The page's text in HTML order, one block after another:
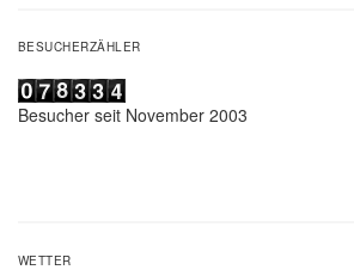
BESUCHERZÄHLER
Besucher seit November 2003
WETTER